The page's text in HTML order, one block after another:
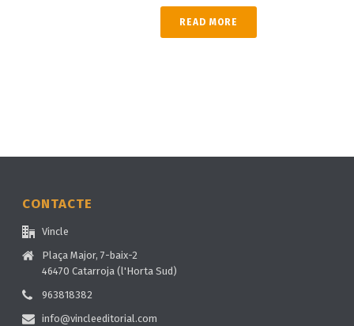
READ MORE
CONTACTE
Vincle
Plaça Major, 7-baix-2
46470 Catarroja (l'Horta Sud)
963818382
info@vincleeditorial.com